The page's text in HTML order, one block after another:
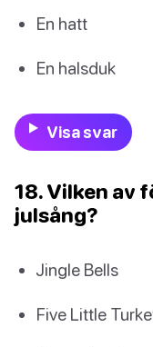
En hatt
En halsduk
Visa svar
18. Vilken av
julsång?
Jingle Bells
Five Little